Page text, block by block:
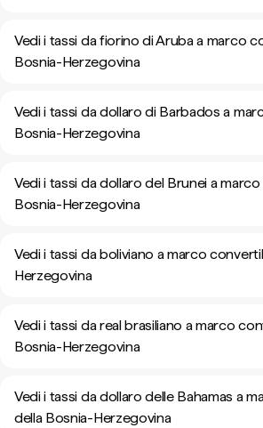
Vedi i tassi da fiorino di Aruba a marco
Bosnia-Herzegovina
Vedi i tassi da dollaro di Barbados a
Bosnia-Herzegovina
Vedi i tassi da dollaro del Brunei a
Bosnia-Herzegovina
Vedi i tassi da boliviano a marco
Herzegovina
Vedi i tassi da real brasiliano a marco
Bosnia-Herzegovina
Vedi i tassi da dollaro delle Bahamas a
della Bosnia-Herzegovina